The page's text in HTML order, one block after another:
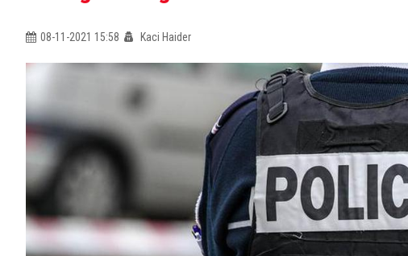
08-11-2021 15:58 Kaci Haider